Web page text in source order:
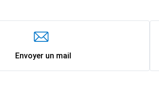
Envoyer un mail